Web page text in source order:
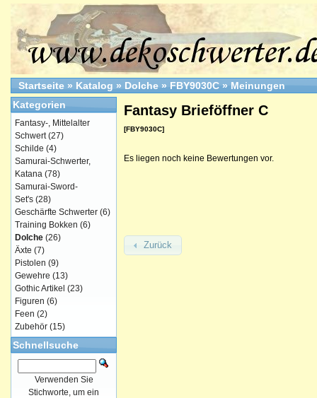
Startseite » Katalog » Dolche » FBY9030C » Meinungen
Fantasy Brieföffner C
[FBY9030C]
Es liegen noch keine Bewertungen vor.
Zurück
Kategorien
Fantasy-, Mittelalter
Schwert(27)
Schilde (4)
Samurai-Schwerter,
Katana (78)
Samurai-Sword-
Set's (28)
Geschärfte Schwerter (6)
Training Bokken (6)
Dolche (26)
Äxte (7)
Pistolen (9)
Gewehre (13)
Gothic Artikel (23)
Figuren (6)
Feen (2)
Zubehör (15)
Schnellsuche
Verwenden Sie
Stichworte, um ein